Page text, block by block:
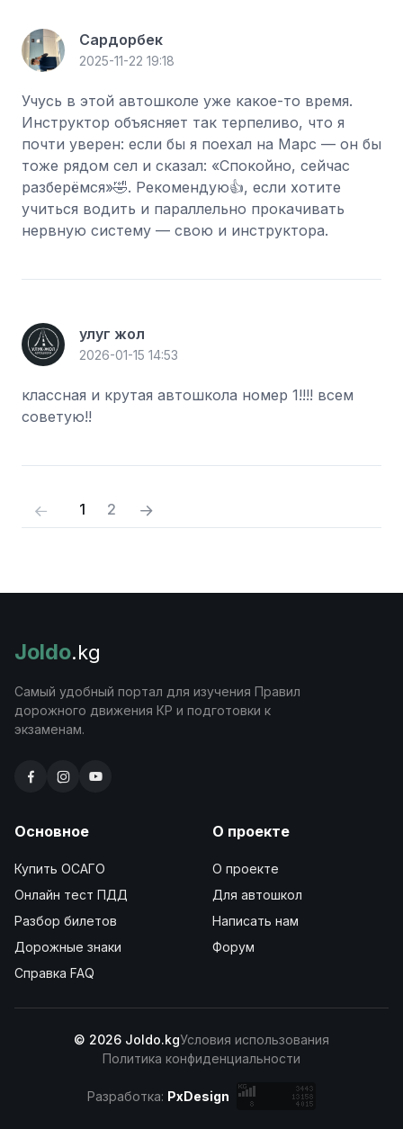
Сардорбек
2025-11-22 19:18
Учусь в этой автошколе уже какое-то время.
Инструктор объясняет так терпеливо, что я
почти уверен: если бы я поехал на Марс — он бы
тоже рядом сел и сказал: «Спокойно, сейчас
разберёмся»🤣. Рекомендую👍, если хотите
учиться водить и параллельно прокачивать
нервную систему — свою и инструктора.
улуг жол
2026-01-15 14:53
классная и крутая автошкола номер 1!!!! всем
советую!!
1 (current)
2
Joldo.kg
Самый удобный портал для изучения Правил
дорожного движения КР и подготовки к
экзаменам.
Основное
Купить ОСАГО
Онлайн тест ПДД
Разбор билетов
Дорожные знаки
Справка FAQ
О проекте
О проекте
Для автошкол
Написать нам
Форум
© 2026 Joldo.kgУсловия использования
Политика конфиденциальности
Разработка: PxDesign